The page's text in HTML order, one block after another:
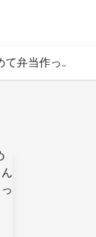
て弁当作っ..